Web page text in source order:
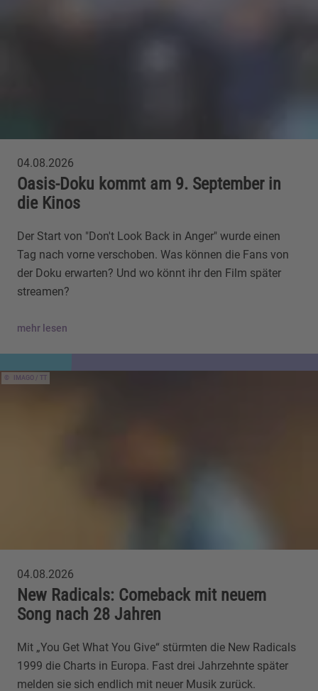
04.08.2026
Oasis-Doku kommt am 9. September in
die Kinos
Der Start von "Don't Look Back in Anger" wurde einen
Tag nach vorne verschoben. Was können die Fans von
der Doku erwarten? Und wo könnt ihr den Film später
streamen?
mehr lesen
IMAGO / TT
04.08.2026
New Radicals: Comeback mit neuem
Song nach 28 Jahren
Mit „You Get What You Give“ stürmten die New Radicals
1999 die Charts in Europa. Fast drei Jahrzehnte später
melden sie sich endlich mit neuer Musik zurück.